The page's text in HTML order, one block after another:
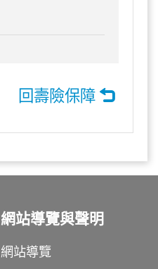
回壽險保障
網站導覽與聲明
網站導覽